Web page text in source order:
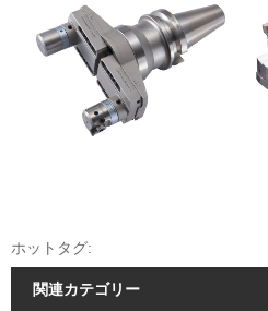
ホットタグ:
関連カテゴリー